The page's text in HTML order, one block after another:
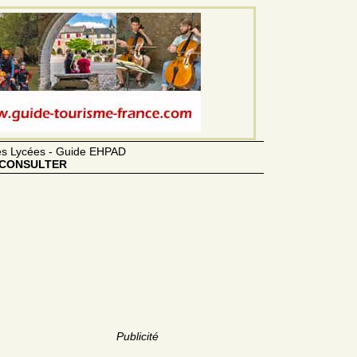
Lycées - Guide EHPAD
Publicité